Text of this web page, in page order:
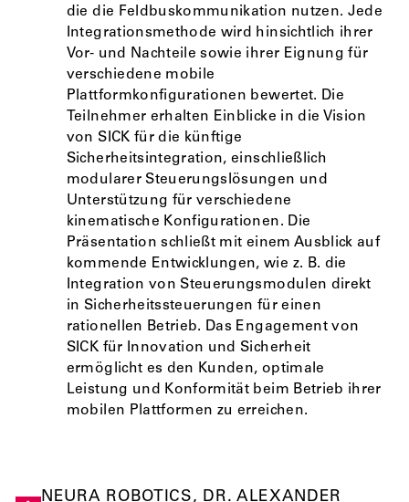
die die Feldbuskommunikation nutzen. Jede
Integrationsmethode wird hinsichtlich ihrer
Vor- und Nachteile sowie ihrer Eignung für
verschiedene mobile
Plattformkonfigurationen bewertet. Die
Teilnehmer erhalten Einblicke in die Vision
von SICK für die künftige
Sicherheitsintegration, einschließlich
modularer Steuerungslösungen und
Unterstützung für verschiedene
kinematische Konfigurationen. Die
Präsentation schließt mit einem Ausblick auf
kommende Entwicklungen, wie z. B. die
Integration von Steuerungsmodulen direkt
in Sicherheitssteuerungen für einen
rationellen Betrieb. Das Engagement von
SICK für Innovation und Sicherheit
ermöglicht es den Kunden, optimale
Leistung und Konformität beim Betrieb ihrer
mobilen Plattformen zu erreichen.
NEURA ROBOTICS, DR. ALEXANDER